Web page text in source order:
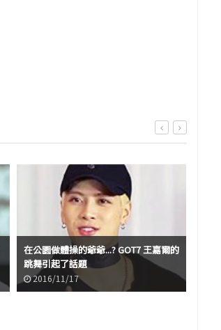
在公園做體操的爺爺...? GOT7 王嘉爾的
跳舞引起了話題
2016/11/17